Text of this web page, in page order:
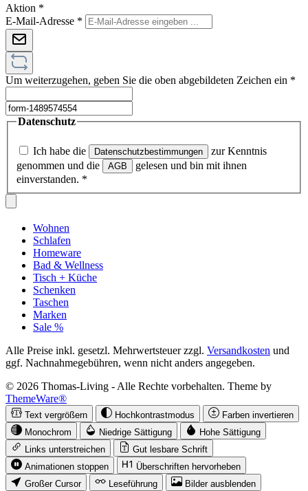
Aktion *
E-Mail-Adresse *
Um weiterzugehen, geben Sie die oben abgebildeten Zeichen ein *
Datenschutz
Ich habe die Datenschutzbestimmungen
zur Kenntnis
genommen und die
AGB
gelesen und bin mit ihnen
einverstanden. *
Wohnen
Schlafen
Homeware
Bad & Wellness
Tisch + Küche
Schenken
Taschen
Marken
Sale %
Alle Preise inkl. gesetzl. Mehrwertsteuer zzgl. Versandkosten und
ggf. Nachnahmegebühren, wenn nicht anders angegeben.
© 2026 Thomas-Living - Alle Rechte vorbehalten. Theme by
ThemeWare®
Text vergrößern Hochkontrastmodus
Farben invertieren
Monochrom
Niedrige Sättigung
Hohe Sättigung
Links unterstreichen
Gut lesbare Schrift
Animationen stoppen
Überschriften hervorheben
Großer Cursor
Leseführung
Bilder ausblenden